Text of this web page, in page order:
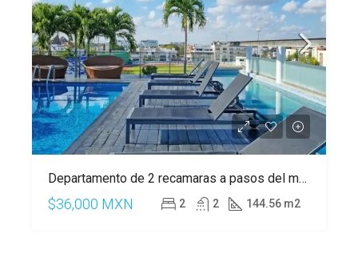
Departamento de 2 recamaras a pasos del mar en Playa del Carmen
$36,000 MXN 2 2 144.56 m2